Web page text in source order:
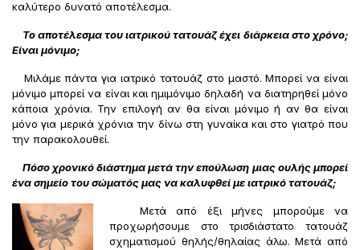
καλύτερο δυνατό αποτέλεσμα.
Το αποτέλεσμα του ιατρικού τατουάζ έχει διάρκεια στο χρόνο;
Είναι μόνιμο;
Μιλάμε πάντα για ιατρικό τατουάζ στο μαστό. Μπορεί να είναι
μόνιμο μπορεί να είναι και ημιμόνιμο δηλαδή να διατηρηθεί μόνο
κάποια χρόνια. Την επιλογή αν θα είναι μόνιμο ή αν θα είναι
μόνο για μερικά χρόνια την δίνω στη γυναίκα και στο γιατρό που
την παρακολουθεί.
Πόσο χρονικό διάστημα μετά την επούλωση μιας ουλής μπορεί
ένα σημείο του σώματός μας να καλυφθεί με ιατρικό τατουάζ;
Μετά από έξι μήνες μπορούμε να
προχωρήσουμε στο τρισδιάστατο τατουάζ
σχηματισμού θηλής/θηλαίας άλω. Μετά από